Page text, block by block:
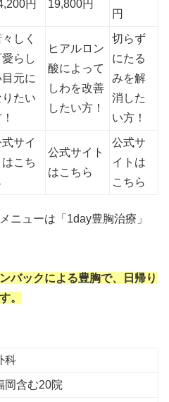
円 19,800円
円
しく
らし
目元に
りたい
ヒアルロン
酸によって
しわを改善
したい方！
切らず
にたる
みを解
消した
い方！
サイ
はこち
公式サイト
はこちら
公式サ
イトは
こちら
ニューは「1day豊胸治療」
バックによる豊胸で、日帰り
。
科
岡含む20院